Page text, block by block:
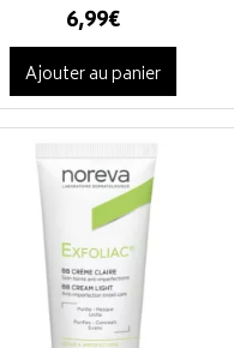
6,99€
Ajouter au panier